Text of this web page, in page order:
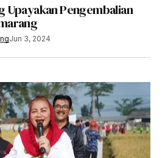
Upayakan Pengembalian
Jun 3, 2024